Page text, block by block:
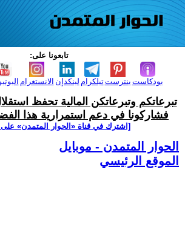
تابعونا على:
الانستغرام لينكدإن تيلكرامبنترست بودكاست
تبرعاتكم وتبرعاتكن المالية تحفظ
فشاركونا في دعم استمرارية هذا
[اشترك في قناة ‫«الحوار المتمدن» على
الحوار المتمدن - موبايل
الموقع الرئيسي